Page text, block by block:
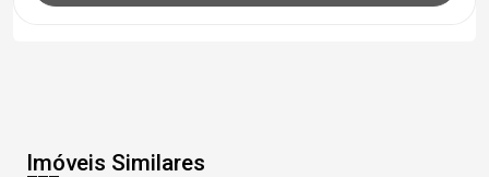
Imóveis Similares